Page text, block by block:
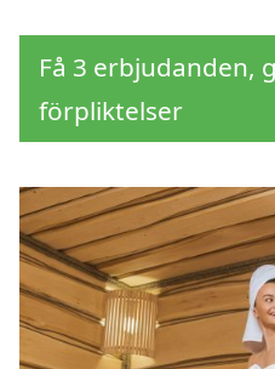
Få 3 erbjudanden,
förpliktelser